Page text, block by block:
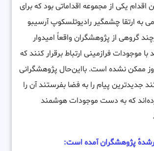
یکی از مجموعه اقداماتی بود که برای
به ارتقا چشمگیر رادیوتلسکوپ آرسیبو
گروهی از پژوهشگران واقعاً امیدوار
با موجودات فرازمینی ارتباط برقرار کنند که
ممکن نشده است. بااین‌حال پژوهشگرانی
جدیدترین پیام را به فضا بفرستند آن را
که به دست موجودات هوشمند
پژوهشگران آمده است: